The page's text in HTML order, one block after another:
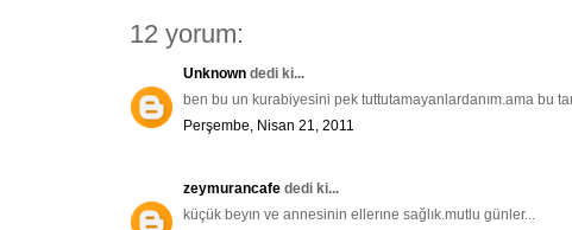
12 yorum:
Unknown dedi ki...
ben bu un kurabiyesini pek tuttutamayanlardanım.ama bu
Perşembe, Nisan 21, 2011
zeymurancafe dedi ki...
küçük beyın ve annesinin ellerıne sağlık.mutlu günler...